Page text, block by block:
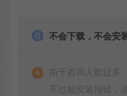
不会下载，不会安
由于咨询人数过多
不过如安装报错，